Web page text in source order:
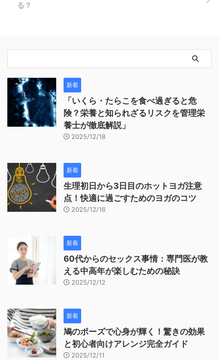
る？
新着
「いくら・たらこを食べ過ぎると危
険？栄養と知られざるリスクを管理栄
養士が徹底解説」
2025/12/18
新着
生理初日から3日目のホットヨガ注意
点！快適に過ごすためのヨガのコツ
2025/12/16
新着
60代からのセックス事情：専門医が教
える中高年が楽しむための秘訣
2025/12/12
新着
鳩のポーズで心身が輝く！驚きの効果
と初心者向けアレンジ完全ガイド
2025/12/11